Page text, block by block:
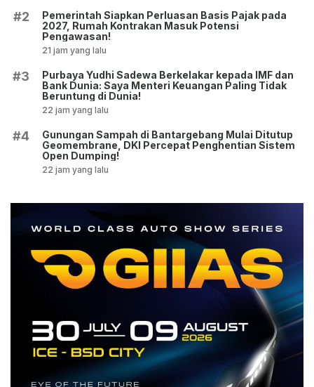
#2
Pemerintah Siapkan Perluasan Basis Pajak pada
2027, Rumah Kontrakan Masuk Potensi
Pengawasan!
21 jam yang lalu
#3
Purbaya Yudhi Sadewa Berkelakar kepada IMF dan
Bank Dunia: Saya Menteri Keuangan Paling Tidak
Beruntung di Dunia!
22 jam yang lalu
#4
Gunungan Sampah di Bantargebang Mulai Ditutup
Geomembrane, DKI Percepat Penghentian Sistem
Open Dumping!
22 jam yang lalu